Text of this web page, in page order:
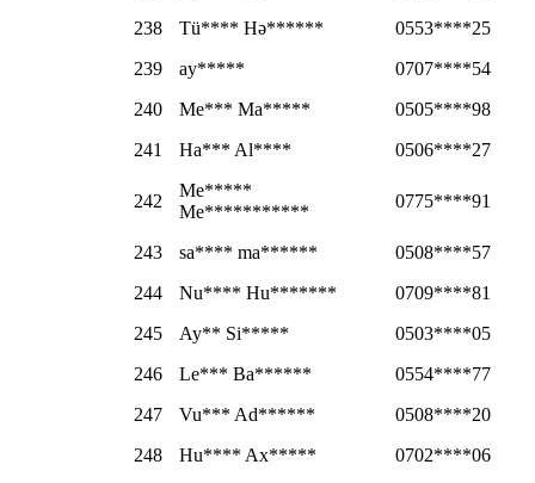
238
Tü**** Hə******
0553****25
239
ay*****
0707****54
240
Me*** Ma*****
0505****98
241
Ha*** Al**** 0506****27
242
Me*****
Me***********
0775****91
243 sa**** ma******
0508****57
244
Nu**** Hu*******
0709****81
245
Ay** Si*****
0503****05
246
Le*** Ba******
0554****77
247
Vu*** Ad******
0508****20
248
Hu**** Ax*****
0702****06